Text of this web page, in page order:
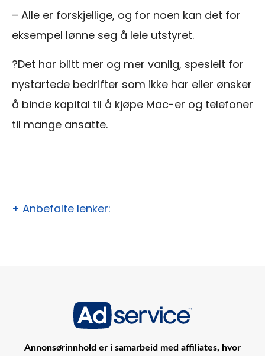
– Alle er forskjellige, og for noen kan det for
eksempel lønne seg å leie utstyret.
?Det har blitt mer og mer vanlig, spesielt for
nystartede bedrifter som ikke har eller ønsker
å binde kapital til å kjøpe Mac-er og telefoner
til mange ansatte.
+ Anbefalte lenker:
Annonsørinnhold er i samarbeid med affiliates, hvor